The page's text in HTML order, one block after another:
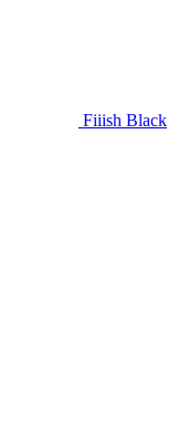
Fiiish Black